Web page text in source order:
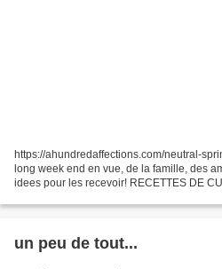
https://ahundredaffections.com/neutral-
long week end en vue, de la famille, des
idees pour les recevoir! RECETTES DE
caramelises-et-comte/...
un peu de tout...